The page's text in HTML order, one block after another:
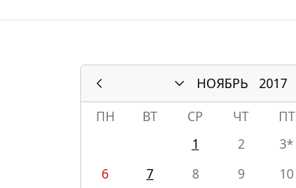
НОЯБРЬ
2017
ПН
ВТ СР ЧТ ПТ
1
2 3*
6
7 8 9 10